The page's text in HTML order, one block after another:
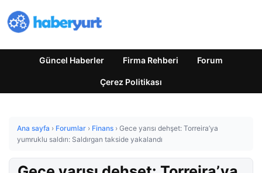
Güncel Haberler Firma Rehberi Forum
Çerez Politikası
Ana sayfa › Forumlar › Finans › Gece yarısı dehşet: Torreira’ya
yumruklu saldırı: Saldırgan takside yakalandı